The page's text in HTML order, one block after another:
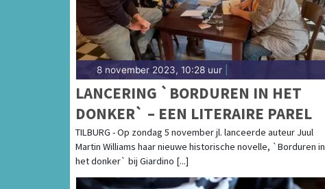
8 november 2023, 10:28 uur
LANCERING `BORDUREN IN HET
DONKER` – EEN LITERAIRE PAREL
TILBURG - Op zondag 5 november jl. lanceerde auteur Juul
Martin Williams haar nieuwe historische novelle, `Borduren in
het donker` bij Giardino [...]